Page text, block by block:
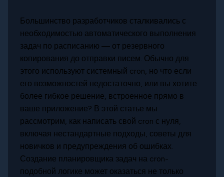
Большинство разработчиков сталкивались с
необходимостью автоматического выполнения
задач по расписанию — от резервного
копирования до отправки писем. Обычно для
этого используют системный cron, но что если
его возможностей недостаточно, или вы хотите
более гибкое решение, встроенное прямо в
ваше приложение? В этой статье мы
рассмотрим, как написать свой cron с нуля,
включая нестандартные подходы, советы для
новичков и предупреждения об ошибках.
Создание планировщика задач на cron-
подобной логике может оказаться не только